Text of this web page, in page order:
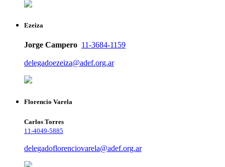
Ezeiza
Jorge Campero 11-3684-1159
delegadoezeiza@adef.org.ar
Florencio Varela
Carlos Torres
11-4049-5885
delegadoflorenciovarela@adef.org.ar